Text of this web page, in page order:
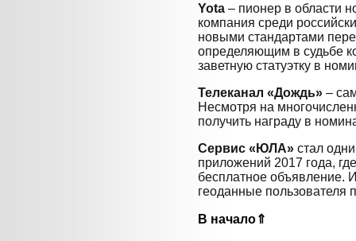
Yota – пионер в области
компания среди
новыми стандартами
определяющим в судьбе
заветную статуэтку в
Телеканал «Дождь» –
Несмотря на
получить награду в
Сервис «ЮЛА» стал
приложений 2017 года,
бесплатное объявление.
геоданные
В начало⇑